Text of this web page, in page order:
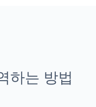
하는 방법